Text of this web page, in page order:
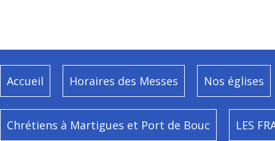
Accueil Horaires des Messes Nos églises
Chrétiens à Martigues et Port de Bouc LES